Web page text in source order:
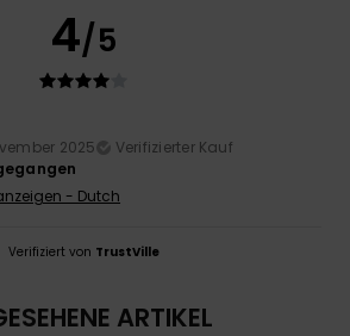
4/5
2025
Verifizierter Kauf
- Dutch
Verifiziert von TrustVille
ARTIKEL